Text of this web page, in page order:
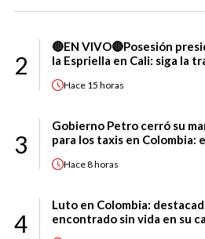
2
🔴EN VIVO🔴Posesión
la Espriella en Cali: siga la
Hace 15 horas
3
Gobierno Petro cerró su
para los taxis en Colombia:
Hace8 horas
4
Luto en Colombia:
encontrado sin vida en su